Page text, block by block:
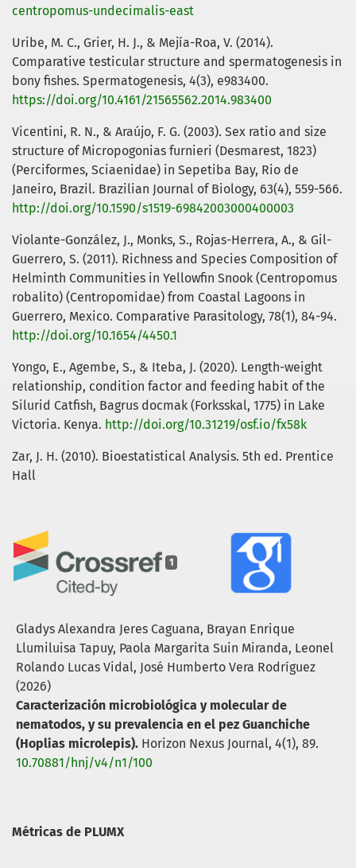
1
Gladys Alexandra Jeres Caguana, Brayan Enrique
Llumiluisa Tapuy, Paola Margarita Suin Miranda, Leonel
Rolando Lucas Vidal, José Humberto Vera Rodríguez
(2026)
Caracterización microbiológica y molecular de
nematodos, y su prevalencia en el pez Guanchiche
(Hoplias microlepis). Horizon Nexus Journal, 4(1), 89.
10.70881/hnj/v4/n1/100
Métricas de PLUMX
centropomus-undecimalis-east
Uribe, M. C., Grier, H. J., & Mejía-Roa, V. (2014).
Comparative testicular structure and spermatogenesis in
bony fishes. Spermatogenesis, 4(3), e983400.
https://doi.org/10.4161/21565562.2014.983400
Vicentini, R. N., & Araújo, F. G. (2003). Sex ratio and size
structure of Micropogonias furnieri (Desmarest, 1823)
(Perciformes, Sciaenidae) in Sepetiba Bay, Rio de
Janeiro, Brazil. Brazilian Journal of Biology, 63(4), 559-566.
http://doi.org/10.1590/s1519-69842003000400003
Violante-González, J., Monks, S., Rojas-Herrera, A., & Gil-
Guerrero, S. (2011). Richness and Species Composition of
Helminth Communities in Yellowfin Snook (Centropomus
robalito) (Centropomidae) from Coastal Lagoons in
Guerrero, Mexico. Comparative Parasitology, 78(1), 84-94.
http://doi.org/10.1654/4450.1
Yongo, E., Agembe, S., & Iteba, J. (2020). Length-weight
relationship, condition factor and feeding habit of the
Silurid Catfish, Bagrus docmak (Forksskal, 1775) in Lake
Victoria. Kenya. http://doi.org/10.31219/osf.io/fx58k
Zar, J. H. (2010). Bioestatistical Analysis. 5th ed. Prentice
Hall